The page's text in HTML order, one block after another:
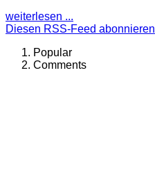
weiterlesen ...
Diesen RSS-Feed abonnieren
Popular
Comments